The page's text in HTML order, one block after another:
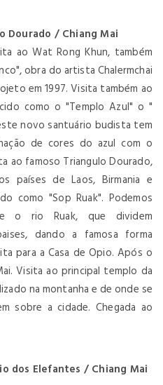
Dourado / Chiang Mai
ao Wat Rong Khun, também
obra do artista Chalermchai
em 1997. Visita também ao
como o "Templo Azul" o "
novo santuário budista tem
de cores do azul com o
ao famoso Triangulo Dourado,
países de Laos, Birmania e
como "Sop Ruak". Podemos
o rio Ruak, que dividem
dando a famosa forma
para a Casa de Opio. Após o
Visita ao principal templo da
na montanha e de onde se
sobre a cidade. Chegada ao
dos Elefantes / Chiang Mai